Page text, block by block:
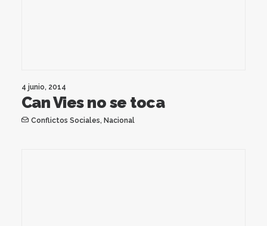
4 junio, 2014
Can Vies no se toca
Conflictos Sociales, Nacional